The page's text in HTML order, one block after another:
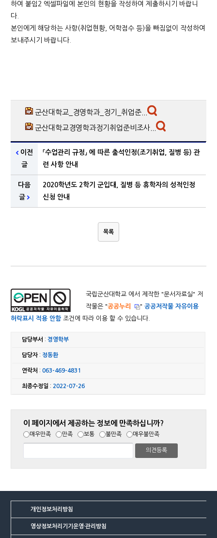
하여 붙임2 엑셀파일에 본인의 현황을 작성하여 제출하시기 바랍니
다.
본인에게 해당하는 사항(취업현황, 어학점수 등)을 빠짐없이 작성하여
보내주시기 바랍니다.
군산대학교_경영학과_정기_취업준...
군산대학교경영학과정기취업준비조사...
이전
글
「수업관리 규정」 에 따른 출석인정(조기취업, 질병 등) 관
련 사항 안내
다음
글
2020학년도 2학기 군입대, 질병 등 휴학자의 성적인정
신청 안내
목록
국립군산대학교 에서 제작한 "문서자료실" 저
작물은 "공공누리 "공공저작물 자유이용
허락표시 적용 안함조건에 따라 이용 할 수 있습니다.
담당부서 :경영학부
담당자: 정동환
연락처 :063-469-4831
최종수정일 : 2022-07-26
이 페이지에서 제공하는 정보에 만족하십니까?
매우만족 만족 보통 불만족 매우불만족
개인정보처리방침
영상정보처리기기운영·관리방침